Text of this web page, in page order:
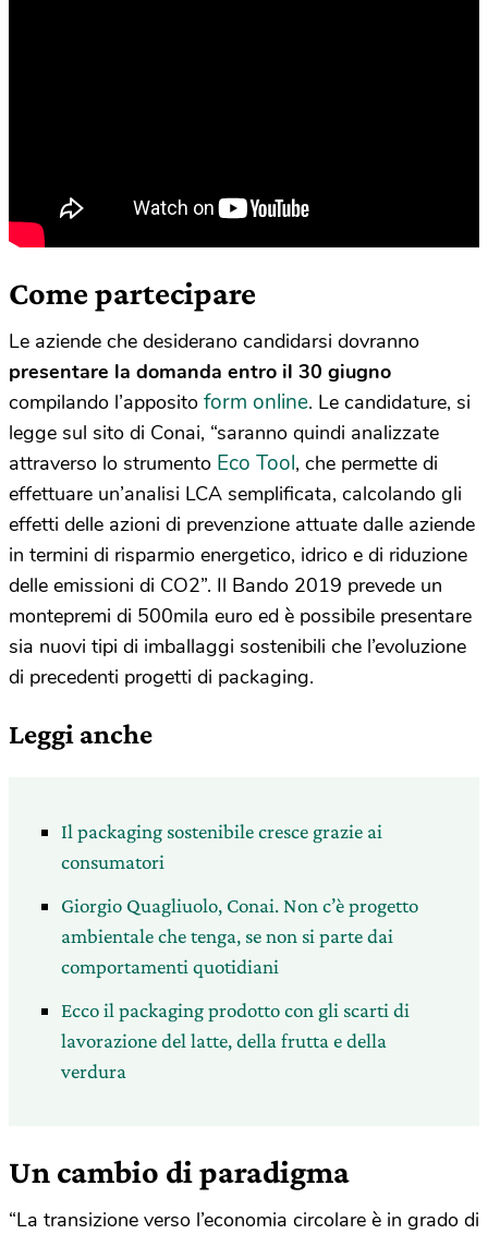
Come partecipare
Le aziende che desiderano candidarsi dovranno
presentare la domanda entro il 30 giugno
compilando l’apposito form online. Le candidature, si
legge sul sito di Conai, “saranno quindi analizzate
attraverso lo strumento Eco Tool, che permette di
effettuare un’analisi LCA semplificata, calcolando gli
effetti delle azioni di prevenzione attuate dalle aziende
in termini di risparmio energetico, idrico e di riduzione
delle emissioni di CO2”. Il Bando 2019 prevede un
montepremi di 500mila euro ed è possibile presentare
sia nuovi tipi di imballaggi sostenibili che l’evoluzione
di precedenti progetti di packaging.
Leggi anche
Il packaging sostenibile cresce grazie ai
consumatori
Giorgio Quagliuolo, Conai. Non c’è progetto
ambientale che tenga, se non si parte dai
comportamenti quotidiani
Ecco il packaging prodotto con gli scarti di
lavorazione del latte, della frutta e della
verdura
Un cambio di paradigma
“La transizione verso l’economia circolare è in grado di